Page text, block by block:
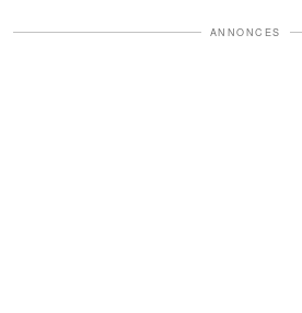
ANNONCES